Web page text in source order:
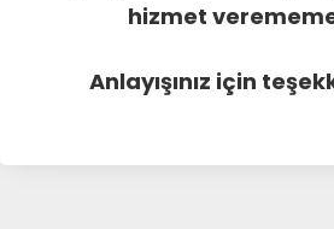
hizmet
Anlayışınız için